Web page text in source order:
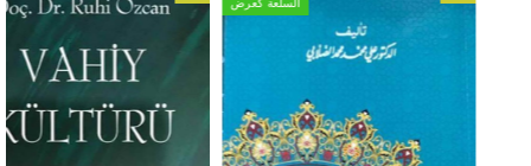
بيع
%46بيع
السلعة كعرض